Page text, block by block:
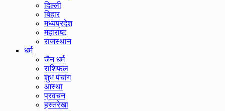
दिल्ली
बिहार
मध्यप्रदेश
महाराष्ट
राजस्थान
धर्म
जैन धर्म
राशिफल
शुभ पंचांग
आस्था
प्रवचन
हस्तरेखा